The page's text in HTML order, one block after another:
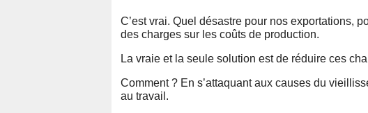
C’est vrai. Quel désastre pour nos exportations,
des charges sur les coûts de production.
La vraie et la seule solution est de réduire ces
Comment ? En s’attaquant aux causes du
au travail.